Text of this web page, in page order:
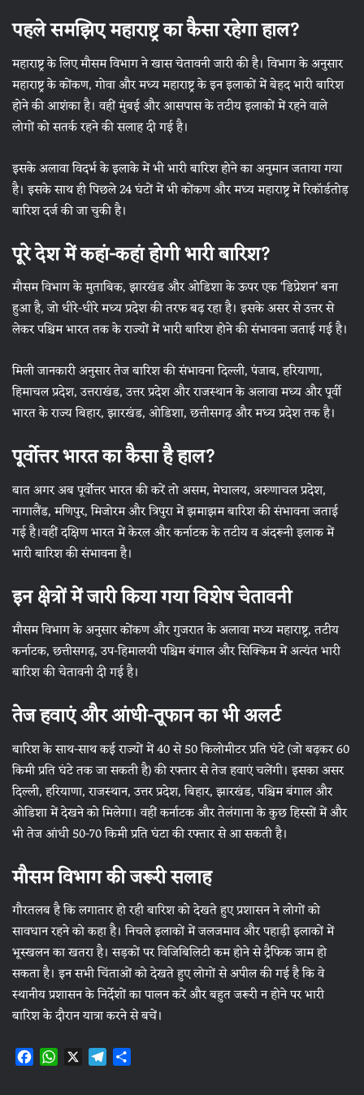
पहले समझिए महाराष्ट्र का कैसा रहेगा हाल?
महाराष्ट्र के लिए मौसम विभाग ने खास चेतावनी जारी की है। विभाग के अनुसार
महाराष्ट्र के कोंकण, गोवा और मध्य महाराष्ट्र के इन इलाकों में बेहद भारी बारिश
होने की आशंका है। वहीं मुंबई और आसपास के तटीय इलाकों में रहने वाले
लोगों को सतर्क रहने की सलाह दी गई है।
इसके अलावा विदर्भ के इलाके में भी भारी बारिश होने का अनुमान जताया गया
है। इसके साथ ही पिछले 24 घंटों में भी कोंकण और मध्य महाराष्ट्र में रिकॉर्डतोड़
बारिश दर्ज की जा चुकी है।
पूरे देश में कहां-कहां होगी भारी बारिश?
मौसम विभाग के मुताबिक, झारखंड और ओडिशा के ऊपर एक ‘डिप्रेशन’ बना
हुआ है, जो धीरे-धीरे मध्य प्रदेश की तरफ बढ़ रहा है। इसके असर से उत्तर से
लेकर पश्चिम भारत तक के राज्यों में भारी बारिश होने की संभावना जताई गई है।
मिली जानकारी अनुसार तेज बारिश की संभावना दिल्ली, पंजाब, हरियाणा,
हिमाचल प्रदेश, उत्तराखंड, उत्तर प्रदेश और राजस्थान के अलावा मध्य और पूर्वी
भारत के राज्य बिहार, झारखंड, ओडिशा, छत्तीसगढ़ और मध्य प्रदेश तक है।
पूर्वोत्तर भारत का कैसा है हाल?
बात अगर अब पूर्वोत्तर भारत की करें तो असम, मेघालय, अरुणाचल प्रदेश,
नागालैंड, मणिपुर, मिजोरम और त्रिपुरा में झमाझम बारिश की संभावना जताई
गई है।वहीं दक्षिण भारत में केरल और कर्नाटक के तटीय व अंदरूनी इलाक में
भारी बारिश की संभावना है।
इन क्षेत्रों में जारी किया गया विशेष चेतावनी
मौसम विभाग के अनुसार कोंकण और गुजरात के अलावा मध्य महाराष्ट्र, तटीय
कर्नाटक, छत्तीसगढ़, उप-हिमालयी पश्चिम बंगाल और सिक्किम में अत्यंत भारी
बारिश की चेतावनी दी गई है।
तेज हवाएं और आंधी-तूफान का भी अलर्ट
बारिश के साथ-साथ कई राज्यों में 40 से 50 किलोमीटर प्रति घंटे (जो बढ़कर 60
किमी प्रति घंटे तक जा सकती है) की रफ्तार से तेज हवाएं चलेंगी। इसका असर
दिल्ली, हरियाणा, राजस्थान, उत्तर प्रदेश, बिहार, झारखंड, पश्चिम बंगाल और
ओडिशा में देखने को मिलेगा। वहीं कर्नाटक और तेलंगाना के कुछ हिस्सों में और
भी तेज आंधी 50-70 किमी प्रति घंटा की रफ्तार से आ सकती है।
मौसम विभाग की जरूरी सलाह
गौरतलब है कि लगातार हो रही बारिश को देखते हुए प्रशासन ने लोगों को
सावधान रहने को कहा है। निचले इलाकों में जलजमाव और पहाड़ी इलाकों में
भूस्खलन का खतरा है। सड़कों पर विजिबिलिटी कम होने से ट्रैफिक जाम हो
सकता है। इन सभी चिंताओं को देखते हुए लोगों से अपील की गई है कि वे
स्थानीय प्रशासन के निर्देशों का पालन करें और बहुत जरूरी न होने पर भारी
बारिश के दौरान यात्रा करने से बचें।
F W X T